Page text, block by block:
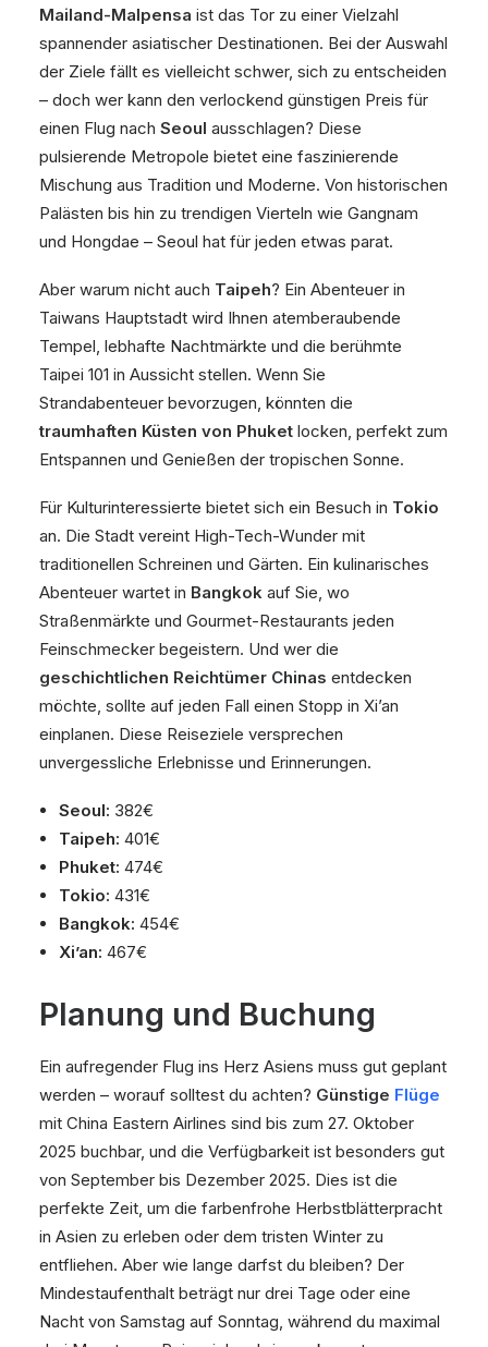
Mailand-Malpensa ist das Tor zu einer Vielzahl
spannender asiatischer Destinationen. Bei der Auswahl
der Ziele fällt es vielleicht schwer, sich zu entscheiden
– doch wer kann den verlockend günstigen Preis für
einen Flug nach Seoul ausschlagen? Diese
pulsierende Metropole bietet eine faszinierende
Mischung aus Tradition und Moderne. Von historischen
Palästen bis hin zu trendigen Vierteln wie Gangnam
und Hongdae – Seoul hat für jeden etwas parat.
Aber warum nicht auch Taipeh? Ein Abenteuer in
Taiwans Hauptstadt wird Ihnen atemberaubende
Tempel, lebhafte Nachtmärkte und die berühmte
Taipei 101 in Aussicht stellen. Wenn Sie
Strandabenteuer bevorzugen, könnten die
traumhaften Küsten von Phuket locken, perfekt zum
Entspannen und Genießen der tropischen Sonne.
Für Kulturinteressierte bietet sich ein Besuch in Tokio
an. Die Stadt vereint High-Tech-Wunder mit
traditionellen Schreinen und Gärten. Ein kulinarisches
Abenteuer wartet in Bangkok auf Sie, wo
Straßenmärkte und Gourmet-Restaurants jeden
Feinschmecker begeistern. Und wer die
geschichtlichen Reichtümer Chinas entdecken
möchte, sollte auf jeden Fall einen Stopp in Xi’an
einplanen. Diese Reiseziele versprechen
unvergessliche Erlebnisse und Erinnerungen.
Seoul: 382€
Taipeh: 401€
Phuket: 474€
Tokio: 431€
Bangkok: 454€
Xi’an: 467€
Planung und Buchung
Ein aufregender Flug ins Herz Asiens muss gut geplant
werden – worauf solltest du achten? Günstige Flüge
mit China Eastern Airlines sind bis zum 27. Oktober
2025 buchbar, und die Verfügbarkeit ist besonders gut
von September bis Dezember 2025. Dies ist die
perfekte Zeit, um die farbenfrohe Herbstblätterpracht
in Asien zu erleben oder dem tristen Winter zu
entfliehen. Aber wie lange darfst du bleiben? Der
Mindestaufenthalt beträgt nur drei Tage oder eine
Nacht von Samstag auf Sonntag, während du maximal